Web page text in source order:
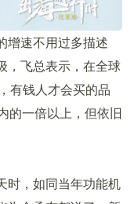
增速不用过多描述
，飞总表示，在全球
有钱人才会买的品
的一倍以上，但依旧
时，如同当年功能机